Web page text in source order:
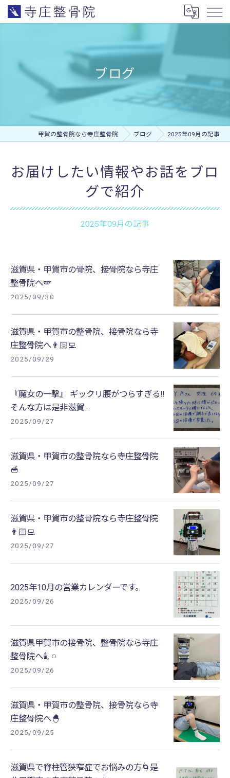
ブログ
甲賀の整骨院なら寺庄整骨院 ブログ 2025年09月の記事
お届けしたい情報やお話をブロ
グで紹介
2025年09月の記事
滋賀県・甲賀市の骨院、接骨院なら寺庄
整骨院へ🪽
2025/09/30
滋賀県・甲賀市の整骨院、接骨院なら寺
庄整骨院へ👨🏻‍💻
2025/09/29
『魔女の一撃』 ギックリ腰がつらすぎる‼️
そんな方は是非滋賀...
2025/09/27
滋賀県・甲賀市の整骨院なら寺庄整骨院
🥣
2025/09/27
滋賀県・甲賀市の整骨院なら寺庄整骨院
👨🏻‍💻
2025/09/27
2025年10月の営業カレンダーです。
2025/09/26
滋賀県甲賀市の接骨院、整骨院なら寺庄
整骨院へ🕯𓈒 𓏸
2025/09/26
滋賀県・甲賀市の整骨院、接骨院なら寺
庄整骨院へ🐣
2025/09/25
滋賀県で脊柱管狭窄症でお悩みの方🌀是